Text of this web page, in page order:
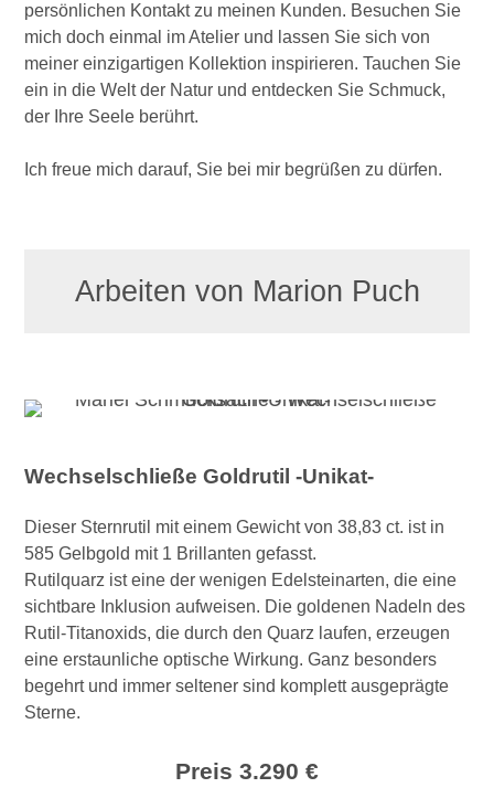
persönlichen Kontakt zu meinen Kunden. Besuchen Sie
mich doch einmal im Atelier und lassen Sie sich von
meiner einzigartigen Kollektion inspirieren. Tauchen Sie
ein in die Welt der Natur und entdecken Sie Schmuck,
der Ihre Seele berührt.
Ich freue mich darauf, Sie bei mir begrüßen zu dürfen.
Arbeiten von Marion Puch
Wechselschließe Goldrutil -Unikat-
Dieser Sternrutil mit einem Gewicht von 38,83 ct. ist in
585 Gelbgold mit 1 Brillanten gefasst.
Rutilquarz ist eine der wenigen Edelsteinarten, die eine
sichtbare Inklusion aufweisen. Die goldenen Nadeln des
Rutil-Titanoxids, die durch den Quarz laufen, erzeugen
eine erstaunliche optische Wirkung. Ganz besonders
begehrt und immer seltener sind komplett ausgeprägte
Sterne.
Preis 3.290 €